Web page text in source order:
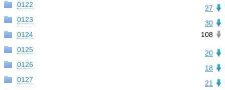
27
0122
30
0123
108
0124
20
0125
18
0126
21
0127